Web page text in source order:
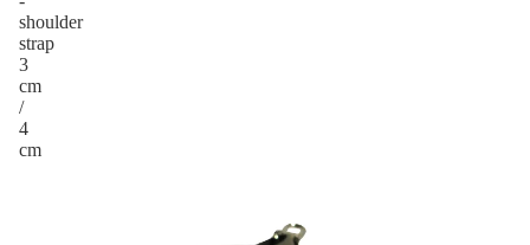
shoulder
strap
3
cm
/
4
cm